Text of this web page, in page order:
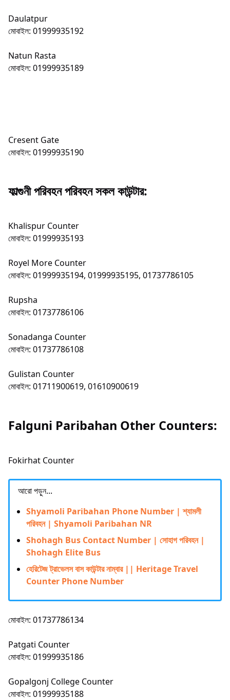
Daulatpur
মোবাইল: 01999935192
Natun Rasta
মোবাইল: 01999935189
Cresent Gate
মোবাইল: 01999935190
ফাল্গুনী পরিবহন পরিবহন সকল কাউন্টার:
Khalispur Counter
মোবাইল: 01999935193
Royel More Counter
মোবাইল: 01999935194, 01999935195, 01737786105
Rupsha
মোবাইল: 01737786106
Sonadanga Counter
মোবাইল: 01737786108
Gulistan Counter
মোবাইল: 01711900619, 01610900619
Falguni Paribahan Other Counters:
Fokirhat Counter
আরো পড়ুন...
Shyamoli Paribahan Phone Number | শ্যামলী
পরিবহন | Shyamoli Paribahan NR
Shohagh Bus Contact Number | সোহাগ পরিবহন |
Shohagh Elite Bus
হেরিটেজ ট্রাভেলস বাস কাউন্টার নাম্বার || Heritage Travel
Counter Phone Number
মোবাইল: 01737786134
Patgati Counter
মোবাইল: 01999935186
Gopalgonj College Counter
মোবাইল: 01999935188